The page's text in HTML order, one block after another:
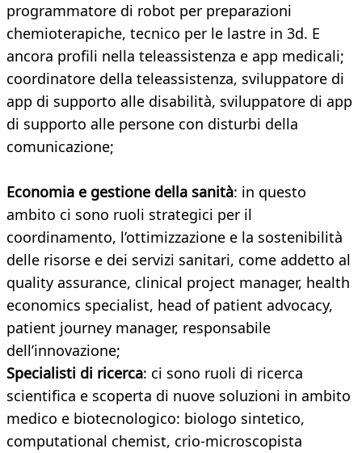
programmatore di robot per preparazioni
chemioterapiche, tecnico per le lastre in 3d. E
ancora profili nella teleassistenza e app medicali;
coordinatore della teleassistenza, sviluppatore di
app di supporto alle disabilità, sviluppatore di app
di supporto alle persone con disturbi della
comunicazione;
Economia e gestione della sanità: in questo
ambito ci sono ruoli strategici per il
coordinamento, l’ottimizzazione e la sostenibilità
delle risorse e dei servizi sanitari, come addetto al
quality assurance, clinical project manager, health
economics specialist, head of patient advocacy,
patient journey manager, responsabile
dell’innovazione;
Specialisti di ricerca: ci sono ruoli di ricerca
scientifica e scoperta di nuove soluzioni in ambito
medico e biotecnologico: biologo sintetico,
computational chemist, crio-microscopista